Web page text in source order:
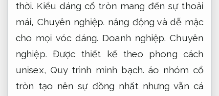
thời. Kiểu dáng cổ tròn mang đến sự thoải
mái, Chuyên nghiệp. năng động và dễ mặc
cho mọi vóc dáng. Doanh nghiệp. Chuyên
nghiệp. Được thiết kế theo phong cách
unisex,Quy trình minh bạch. áo nhóm cổ
tròn tạo nên sự đồng nhất nhưng vẫn cá